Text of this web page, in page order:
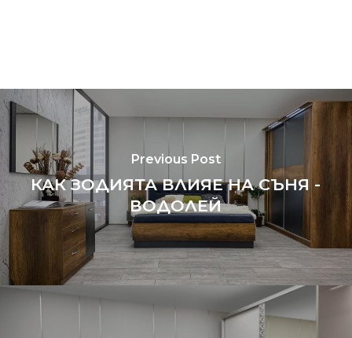
Previous Post
КАК ЗОДИЯТА ВЛИЯЕ НА СЪНЯ -
ВОДОЛЕЙ